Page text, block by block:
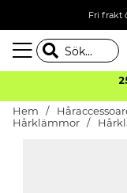
Fri frakt
Hem
Hårklämmor